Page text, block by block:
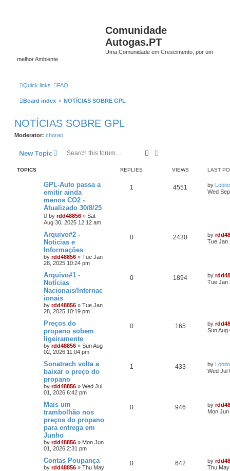
Comunidade
Autogas.PT
Uma Comunidade em Crescimento, por um
melhor Ambiente.
Quick links FAQ
Board index NOTÍCIAS SOBRE GPL
NOTÍCIAS SOBRE GPL
Moderator: chorao
New Topic Search
TOPICS REPLIES VIEWS LAST
GPL-Auto passa a
emitir ainda
menos CO2 -
Atualizado 30/8/25
by rdd48856 » Sat
Aug 30, 2025 12:12 am
1 4551 by Lobito
Wed
Arquivo#2 -
Noticias e
Informações
by rdd48856 » Tue Jan
28, 2025 10:24 pm
0 2430 by
Tue Jan
Arquivo#1 -
Notícias
Nacionais/Internac
ionais
by rdd48856 » Tue Jan
28, 2025 10:19 pm
0 1894 by
Tue Jan
Preços do
propano sobem
ligeiramente
by rdd48856 » Sun Aug
02, 2026 11:04 pm
0 165 by
Sun Aug
Sonatrach volta a
baixar o preço do
propano
by rdd48856 » Wed Jul
01, 2026 6:42 pm
1 433 by Lobito
Wed Jul
Mais um
trambolhão nos
preços do propano
para entrega em
Junho
by rdd48856 » Mon Jun
01, 2026 2:31 pm
0 946 by
Mon
Contas Poupança
by rdd48856 » Thu May
0 642 by
Thu